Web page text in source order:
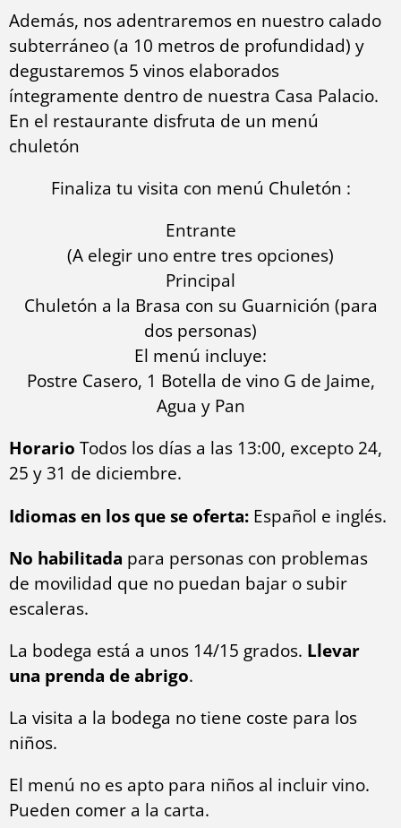
cantidad
Además, nos adentraremos en nuestro calado
subterráneo (a 10 metros de profundidad) y
degustaremos 5 vinos elaborados
íntegramente dentro de nuestra Casa Palacio.
En el restaurante disfruta de un menú
chuletón
Finaliza tu visita con menú Chuletón :
Entrante
(A elegir uno entre tres opciones)
Principal
Chuletón a la Brasa con su Guarnición (para
dos personas)
El menú incluye:
Postre Casero, 1 Botella de vino G de Jaime,
Agua y Pan
Horario Todos los días a las 13:00, excepto 24,
25 y 31 de diciembre.
Idiomas en los que se oferta: Español e inglés.
No habilitada para personas con problemas
de movilidad que no puedan bajar o subir
escaleras.
La bodega está a unos 14/15 grados. Llevar
una prenda de abrigo.
La visita a la bodega no tiene coste para los
niños.
El menú no es apto para niños al incluir vino.
Pueden comer a la carta.